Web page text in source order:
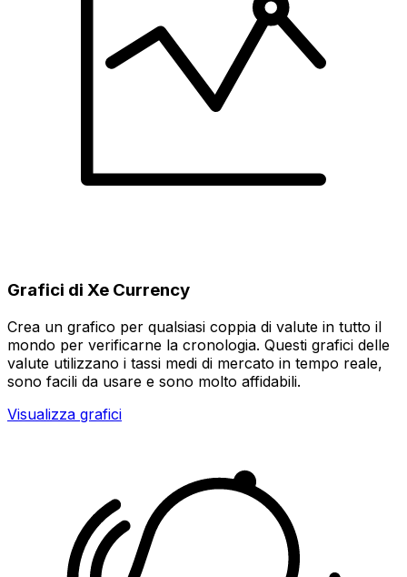
Grafici di Xe Currency
Crea un grafico per qualsiasi coppia di valute in tutto il
mondo per verificarne la cronologia. Questi grafici delle
valute utilizzano i tassi medi di mercato in tempo reale,
sono facili da usare e sono molto affidabili.
Visualizza grafici